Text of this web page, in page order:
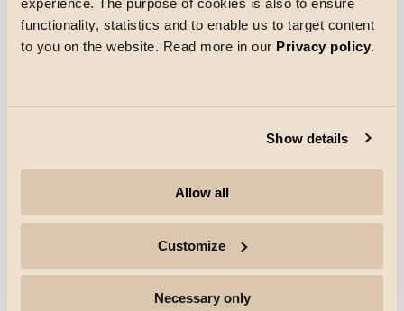
experience. The purpose of cookies is also to ensure
functionality, statistics and to enable us to target content
to you on the website. Read more in our Privacy policy.
Show details
Allow all
Customize
Necessary only